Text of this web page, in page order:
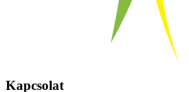
Kapcsolat